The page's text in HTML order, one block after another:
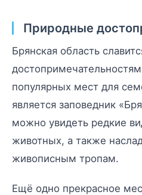
Природные
Брянская область
популярных мест для
является заповедник
можно увидеть редкие
животных, а также
живописным тропам.
Ещё одно прекрасное